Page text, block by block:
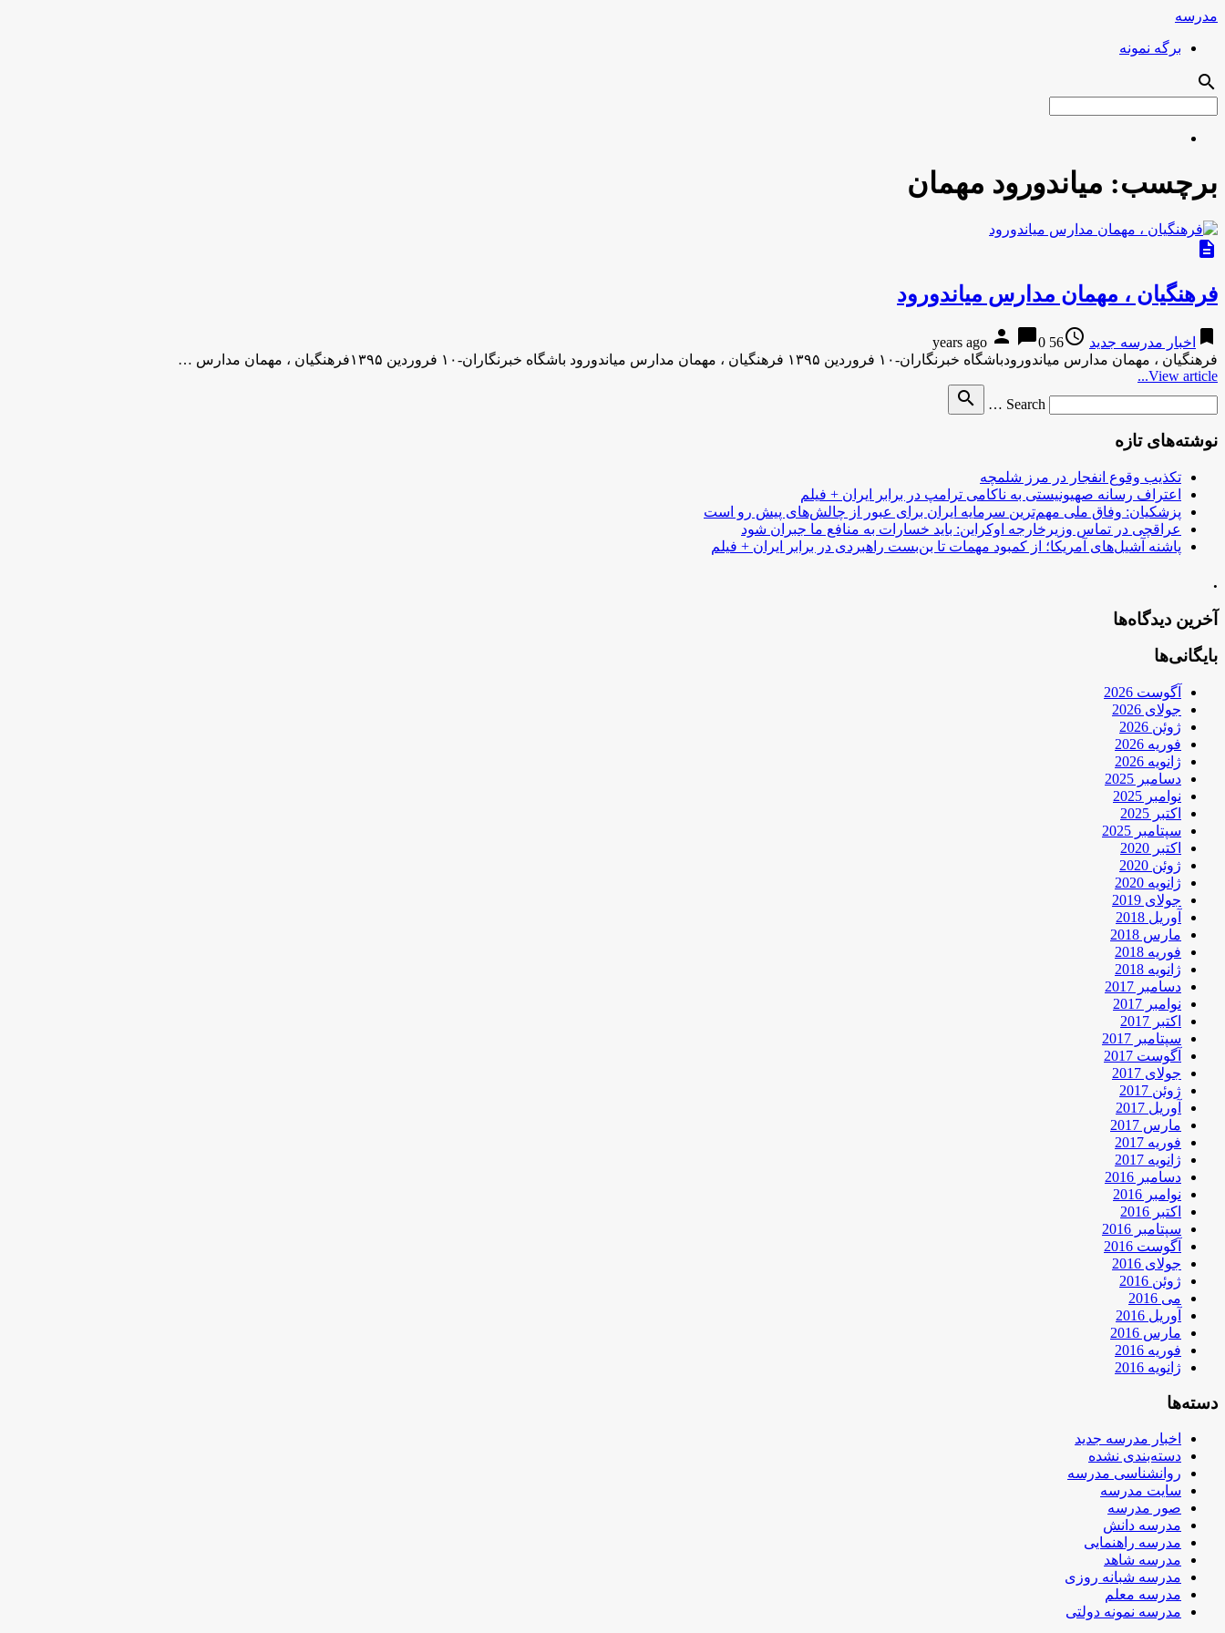
مدرسه
برگه نمونه
search
برچسب: میاندورود مهمان
description
فرهنگیان ، مهمان مدارس میاندورود
bookmark اخبار مدرسه جدید access_time
56 years ago
person chat_bubble0
فرهنگیان ، مهمان مدارس میاندورودباشگاه خبرنگاران-۱۰ فروردین ۱۳۹۵ فرهنگیان ، مهمان مدارس میاندورود باشگاه خبرنگاران-۱۰ فروردین ۱۳۹۵فرهنگیان ، مهمان مدارس …
View article...
Search …
search
نوشته‌های تازه
تکذیب وقوع انفجار در مرز شلمچه
اعتراف رسانه صهیونیستی به ناکامی ترامپ در برابر ایران + فیلم
پزشکیان: وفاق ملی مهم‌ترین سرمایه ایران برای عبور از چالش‌های پیش رو است
عراقچی در تماس وزیرخارجه اوکراین: باید خسارات به منافع ما جبران شود
پاشنه آشیل‌های آمریکا؛ از کمبود مهمات تا بن‌بست راهبردی در برابر ایران + فیلم
.
آخرین دیدگاه‌ها
بایگانی‌ها
آگوست 2026
جولای 2026
ژوئن 2026
فوریه 2026
ژانویه 2026
دسامبر 2025
نوامبر 2025
اکتبر 2025
سپتامبر 2025
اکتبر 2020
ژوئن 2020
ژانویه 2020
جولای 2019
آوریل 2018
مارس 2018
فوریه 2018
ژانویه 2018
دسامبر 2017
نوامبر 2017
اکتبر 2017
سپتامبر 2017
آگوست 2017
جولای 2017
ژوئن 2017
آوریل 2017
مارس 2017
فوریه 2017
ژانویه 2017
دسامبر 2016
نوامبر 2016
اکتبر 2016
سپتامبر 2016
آگوست 2016
جولای 2016
ژوئن 2016
می 2016
آوریل 2016
مارس 2016
فوریه 2016
ژانویه 2016
دسته‌ها
اخبار مدرسه جدید
دسته‌بندی نشده
روانشناسی مدرسه
سایت مدرسه
صور مدرسه
مدرسه دانش
مدرسه راهنمایی
مدرسه شاهد
مدرسه شبانه روزی
مدرسه معلم
مدرسه نمونه دولتی